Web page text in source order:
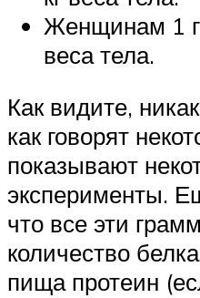
Женщинам 1
веса тела.
Как видите,
как говорят
показывают
эксперименты.
что все эти
количество
пища протеин